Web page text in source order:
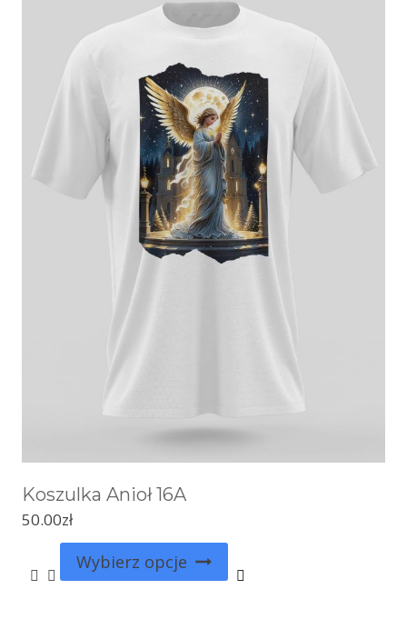
Koszulka Anioł 16A
50.00zł
Wybierz opcje